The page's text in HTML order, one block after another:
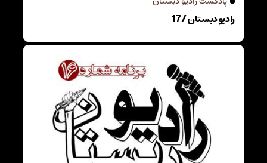
رادیو دبستان / 17